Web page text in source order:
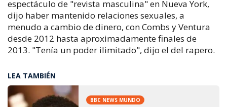
espectáculo de "revista masculina" en Nueva York,
dijo haber mantenido relaciones sexuales, a
menudo a cambio de dinero, con Combs y Ventura
desde 2012 hasta aproximadamente finales de
2013. "Tenía un poder ilimitado", dijo el del rapero.
LEA TAMBIÉN
BBC NEWS MUNDO